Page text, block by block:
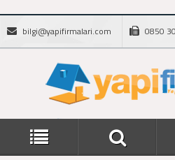
bilgi@yapifirmalari.com 0850